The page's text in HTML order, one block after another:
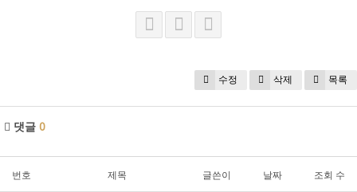
수정 삭제 목록
댓글 0
번호 제목 글쓴이 날짜 조회 수